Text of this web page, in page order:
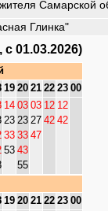
Самарской
Глинка"
01.03.2026)
19 20 21 22 23 00
14
23
33
53
03
23
33
43
55
03
27
47
12
42
12
42
19 20 21 22 23 00